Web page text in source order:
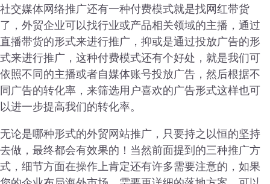
社交媒体网络推广还有一种付费模式就是找网红带货
了，外贸企业可以找行业或产品相关领域的主播，通过
直播带货的形式来进行推广，抑或是通过投放广告的形
式来进行推广，这种付费模式还有个好处，就是我们可
依照不同的主播或者自媒体账号投放广告，然后根据不
同广告的转化率，来筛选用户喜欢的广告形式这样也可
以进一步提高我们的转化率。
无论是哪种形式的外贸网站推广，只要持之以恒的坚持
去做，最终都会有效果的！当然前面提到的三种推广方
式，细节方面在操作上肯定还有许多需要注意的，如果